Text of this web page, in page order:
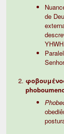
de